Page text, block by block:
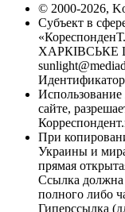
© 2000-2026,
Субъект в
ХАРКІВСЬКЕ
сайте,
При
Украины и
прямая
Ссылка должна
полного либо
Гиперссылка